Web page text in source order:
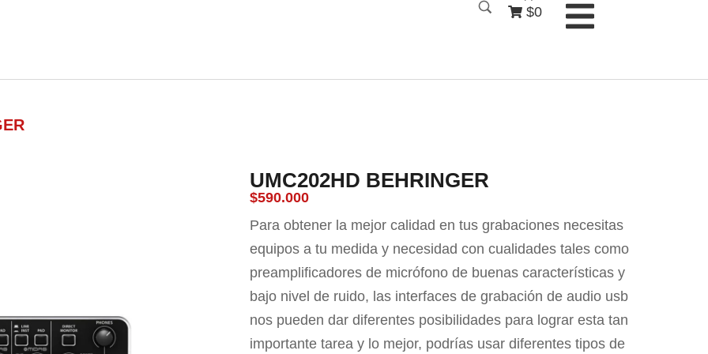
$0
UMC202HD BEHRINGER
$590.000
Para obtener la mejor calidad en tus grabaciones necesitas
equipos a tu medida y necesidad con cualidades tales como
preamplificadores de micrófono de buenas características y
bajo nivel de ruido, las interfaces de grabación de audio usb
nos pueden dar diferentes posibilidades para lograr esta tan
importante tarea y lo mejor, podrías usar diferentes tipos de